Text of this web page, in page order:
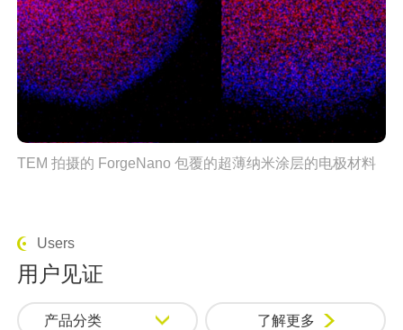
TEM 拍摄的 ForgeNano 包覆的超薄纳米涂层的电极材料
Users
用户见证
产品分类 了解更多